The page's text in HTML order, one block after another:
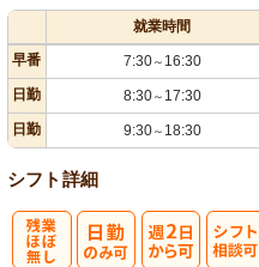
就業時間
早番
7:30～ 16:30
日勤 8:30～ 17:30
日勤 9:30～ 18:30
シフト詳細